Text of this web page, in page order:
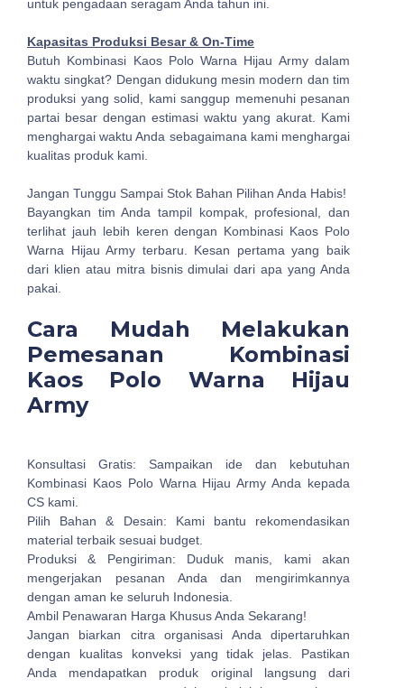
untuk pengadaan seragam Anda tahun ini.
Kapasitas Produksi Besar & On-Time
Butuh Kombinasi Kaos Polo Warna Hijau Army dalam
waktu singkat? Dengan didukung mesin modern dan tim
produksi yang solid, kami sanggup memenuhi pesanan
partai besar dengan estimasi waktu yang akurat. Kami
menghargai waktu Anda sebagaimana kami menghargai
kualitas produk kami.
Jangan Tunggu Sampai Stok Bahan Pilihan Anda Habis!
Bayangkan tim Anda tampil kompak, profesional, dan
terlihat jauh lebih keren dengan Kombinasi Kaos Polo
Warna Hijau Army terbaru. Kesan pertama yang baik
dari klien atau mitra bisnis dimulai dari apa yang Anda
pakai.
Cara Mudah Melakukan
Pemesanan Kombinasi
Kaos Polo Warna Hijau
Army
Konsultasi Gratis: Sampaikan ide dan kebutuhan
Kombinasi Kaos Polo Warna Hijau Army Anda kepada
CS kami.
Pilih Bahan & Desain: Kami bantu rekomendasikan
material terbaik sesuai budget.
Produksi & Pengiriman: Duduk manis, kami akan
mengerjakan pesanan Anda dan mengirimkannya
dengan aman ke seluruh Indonesia.
Ambil Penawaran Harga Khusus Anda Sekarang!
Jangan biarkan citra organisasi Anda dipertaruhkan
dengan kualitas konveksi yang tidak jelas. Pastikan
Anda mendapatkan produk original langsung dari